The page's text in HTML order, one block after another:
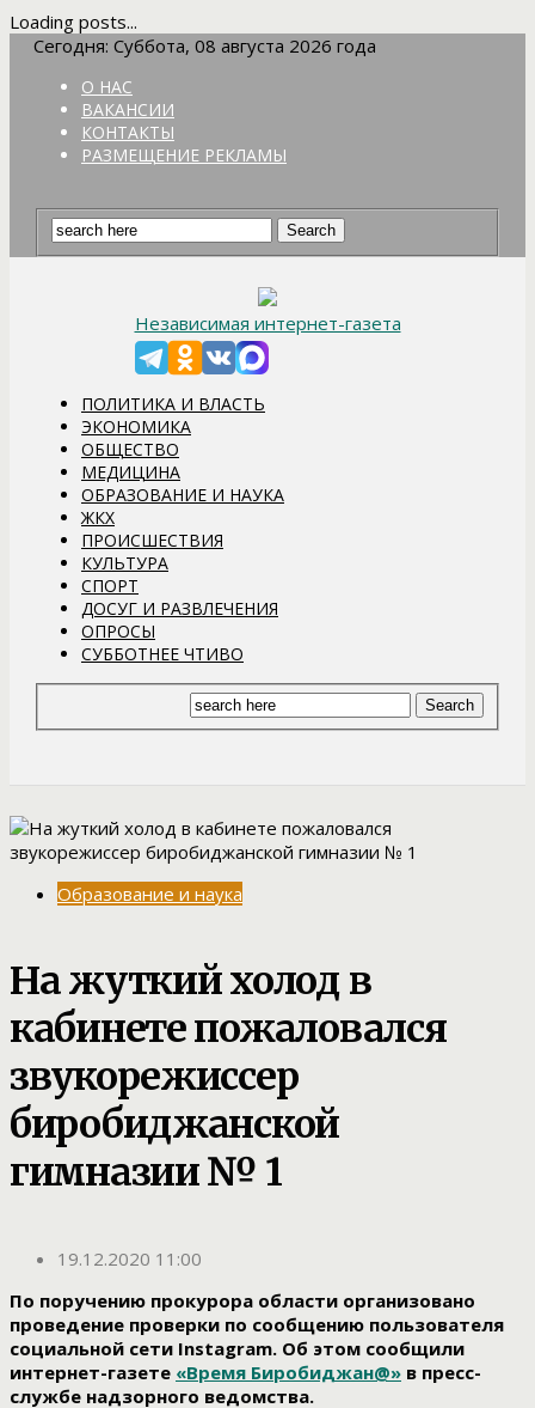
Loading posts...
Сегодня: Суббота, 08 августа 2026 года
О НАС
ВАКАНСИИ
КОНТАКТЫ
РАЗМЕЩЕНИЕ РЕКЛАМЫ
Независимая интернет-газета
ПОЛИТИКА И ВЛАСТЬ
ЭКОНОМИКА
ОБЩЕСТВО
МЕДИЦИНА
ОБРАЗОВАНИЕ И НАУКА
ЖКХ
ПРОИСШЕСТВИЯ
КУЛЬТУРА
СПОРТ
ДОСУГ И РАЗВЛЕЧЕНИЯ
ОПРОСЫ
СУББОТНЕЕ ЧТИВО
Образование и наука
На жуткий холод в
кабинете пожаловался
звукорежиссер
биробиджанской
гимназии № 1
19.12.2020 11:00
По поручению прокурора области организовано
проведение проверки по сообщению пользователя
социальной сети Instagram. Об этом сообщили
интернет-газете «Время Биробиджан@» в пресс-
службе надзорного ведомства.